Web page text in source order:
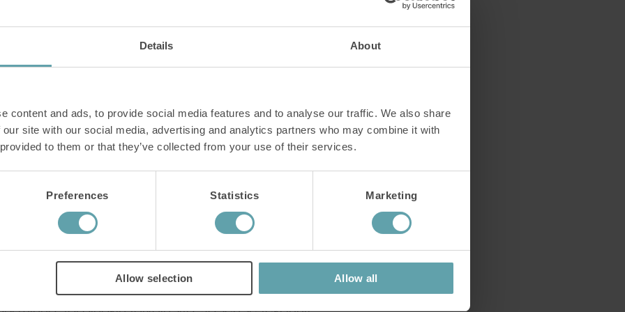
Details About
content and ads, to provide social media features and to analyse our traffic. We also share
site with our social media, advertising and analytics partners who may combine it with
to them or that they’ve collected from your use of their services.
Preferences Statistics Marketing
Allow selection Allow all
noudatti tarkasti harjoittelurutiinia. Hän harjoitteli
ajan, minkä jälkeen hän vähensi kahdesti päivässä
IQorolla treenaamisesta ja muistin, että oireiden
ennen kuin palan tunne kurkussani loppui.
koronan aiheuttamia oireita, mutta kurkussa tuntuva
tekijöistä matkalla kohti arjen palautumista